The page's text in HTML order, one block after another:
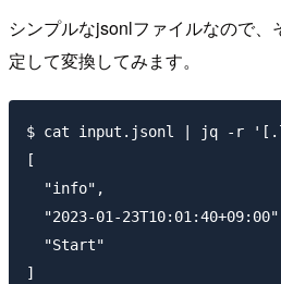
シンプルなjsonlファイルなので
定して変換してみます。
$ cat input.jsonl | jq -r
[
  "info",
"2023-01-
  "Start"
]